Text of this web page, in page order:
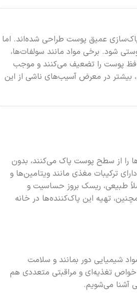
پاک‌سازی عمیق پوست طراحی شده‌اند. اما
شود. برخی مواد مانند سولفات‌ها،
پوست را تضعیف می‌کنند و موجب
بیشتر در معرض آسیب‌های ناشی از این
را از سطح پوست پاک می‌کنند، بدون
ترکیبات مغذی مانند ویتامین‌ها و
طبیعی، ریسک بروز حساسیت و
تهیه این پاک‌کننده‌ها در خانه
شیمیایی دور بمانند و سلامت
خواص تغذیه‌ای و مراقبتی متعددی هم
آشنا می‌شویم.